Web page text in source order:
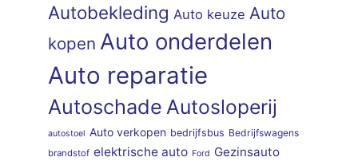
Autobekleding Auto keuze Auto
kopen Auto onderdelen
Auto reparatie
Autoschade Autosloperij
autostoel Auto verkopen bedrijfsbus Bedrijfswagens
brandstof elektrische auto Ford Gezinsauto